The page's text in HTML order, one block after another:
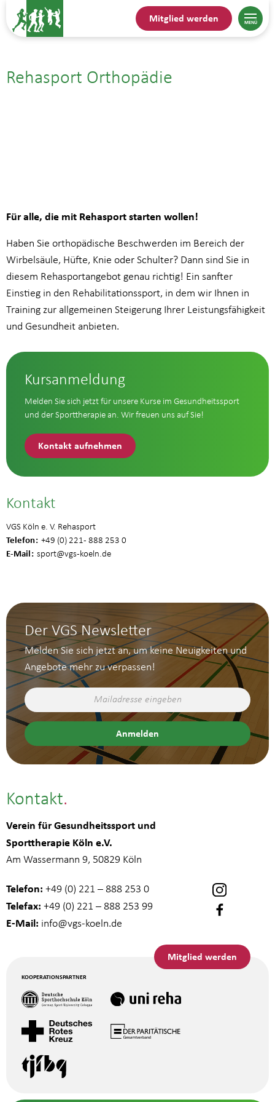
Mitglied werden
Rehasport Orthopädie
15.09.| 19:00
Für alle, die mit Rehasport starten wollen!
Haben Sie orthopädische Beschwerden im Bereich der
Wirbelsäule, Hüfte, Knie oder Schulter? Dann sind Sie in
diesem Rehasportangebot genau richtig! Ein sanfter
Einstieg in den Rehabilitationssport, in dem wir Ihnen in
Training zur allgemeinen Steigerung Ihrer Leistungsfähigkeit
und Gesundheit anbieten.
Kursanmeldung
Melden Sie sich jetzt für unsere Kurse im Gesundheitssport
und der Sporttherapie an. Wir freuen uns auf Sie!
Kontakt aufnehmen
Kontakt
VGS Köln e. V. Rehasport
Telefon +49 (0) 221 - 888 253 0
E-Mail sport@vgs-koeln.de
Der VGS Newsletter
Melden Sie sich jetzt an, um keine Neuigkeiten und
Angebote mehr zu verpassen!
Kontakt
Verein für Gesundheitssport und
Sporttherapie Köln e.V.
Am Wassermann 9, 50829 Köln
Telefon: +49 (0) 221 – 888 253 0
Telefax: +49 (0) 221 – 888 253 99
E-Mail: info@vgs-koeln.de
Mitglied werden
KOOPERATIONSPARTNER